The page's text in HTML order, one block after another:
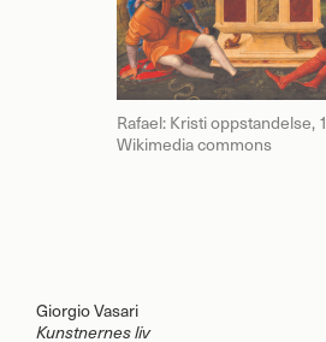
Rafael: Kristi oppstandelse,
Wikimedia commons
Giorgio Vasari
Kunstnernes liv